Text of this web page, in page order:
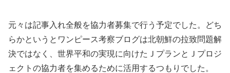
元々は記事入れ全般を協力者募集で行う予定でした。どち
らかというとワンピース考察ブログは北朝鮮の拉致問題解
決ではなく、世界平和の実現に向けたＪプランとＪプロジ
ェクトの協力者を集めるために活用するつもりでした。